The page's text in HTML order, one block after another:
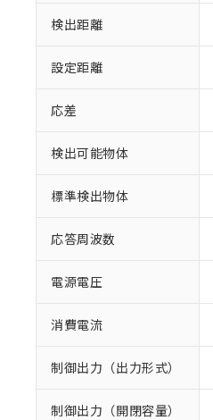
検出距離
設定距離
応差
検出可能物体
標準検出物体
応答周波数
電源電圧
消費電流
制御出力（出力形式）
制御出力（開閉容量）